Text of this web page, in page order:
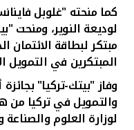
كما منحته "غلوبل
لوديعة النوير، ومنحت
مبتكر لبطاقة
المبتكرين في التمويل
وفاز "بيتك-تركيا"
والتمويل في تركيا من
لوزارة العلوم والصناعة